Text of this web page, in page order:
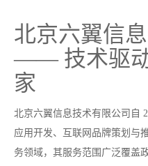
北京六翼信
—— 技术驱
家
北京六翼信息技术有限公司自
应用开发、互联网品牌策划与
务领域，其服务范围广泛覆盖